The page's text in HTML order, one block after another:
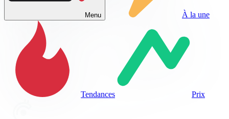
Menu À la une
Tendances Prix